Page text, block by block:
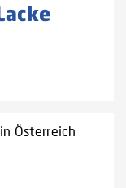
Österreich